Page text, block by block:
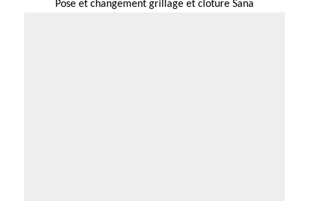
Pose et changement grillage et cloture Sana